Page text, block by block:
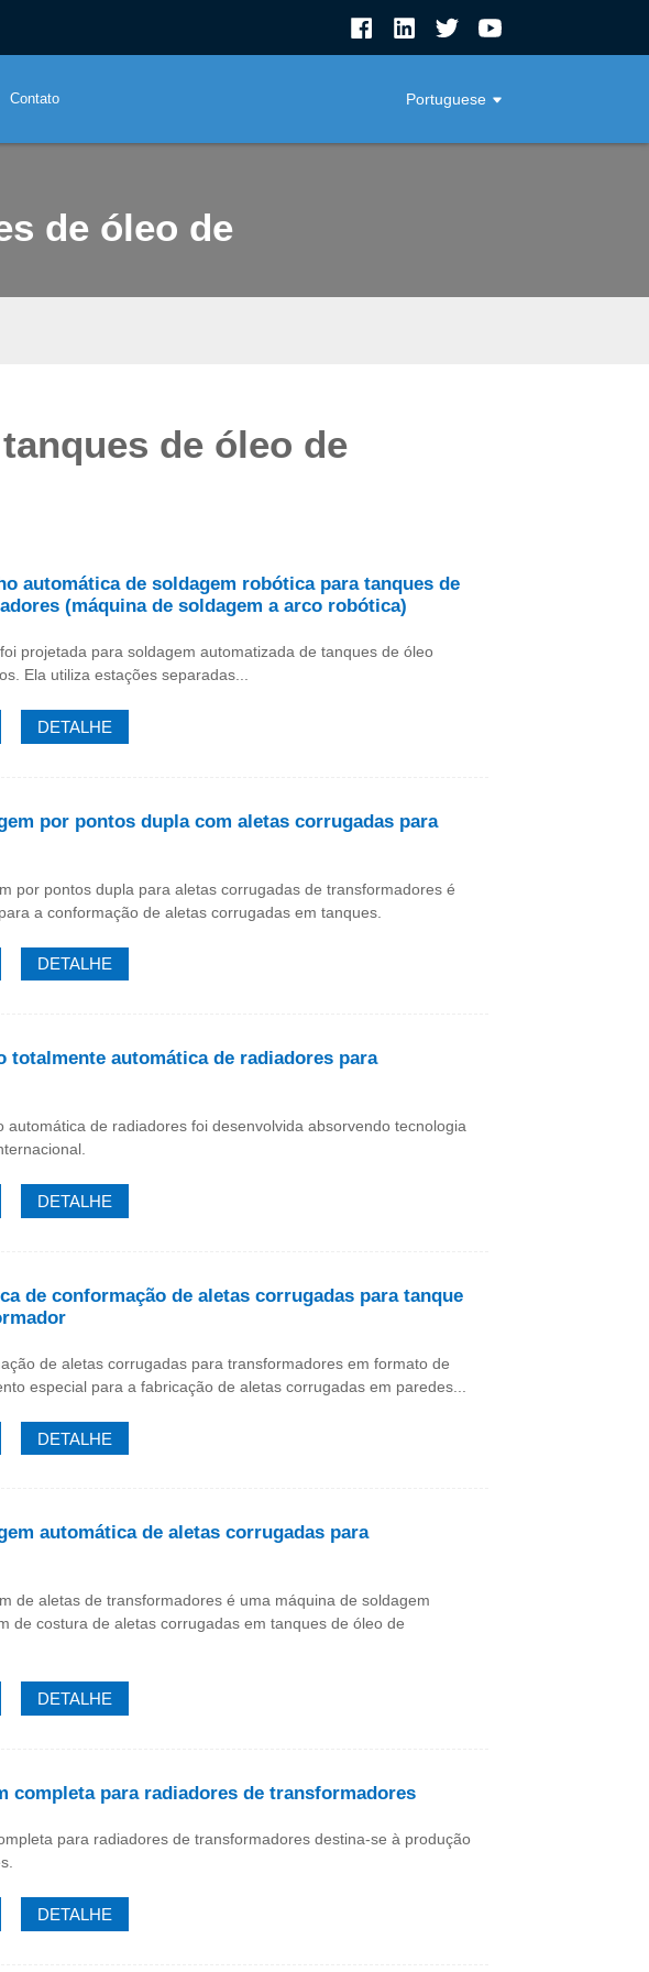
Contato Portuguese
de óleo de
de óleo de
automática de soldagem robótica para tanques de
(máquina de soldagem a arco robótica)
projetada para soldagem automatizada de tanques de óleo
Ela utiliza estações separadas...
DETALHE
por pontos dupla com aletas corrugadas para
por pontos dupla para aletas corrugadas de transformadores é
a conformação de aletas corrugadas em tanques.
DETALHE
totalmente automática de radiadores para
automática de radiadores foi desenvolvida absorvendo tecnologia
DETALHE
de conformação de aletas corrugadas para tanque
de aletas corrugadas para transformadores em formato de
especial para a fabricação de aletas corrugadas em paredes...
DETALHE
automática de aletas corrugadas para
de aletas de transformadores é uma máquina de soldagem
de costura de aletas corrugadas em tanques de óleo de
DETALHE
completa para radiadores de transformadores
para radiadores de transformadores destina-se à produção
DETALHE